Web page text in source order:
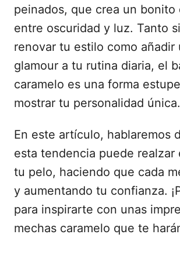
peinados, que crea un bonito
entre oscuridad y luz. Tanto
renovar tu estilo como añadir
glamour a tu rutina diaria, el
caramelo es una forma
mostrar tu personalidad única.
En este artículo, hablaremos
esta tendencia puede realzar
tu pelo, haciendo que cada
y aumentando tu confianza.
para inspirarte con unas
mechas caramelo que te